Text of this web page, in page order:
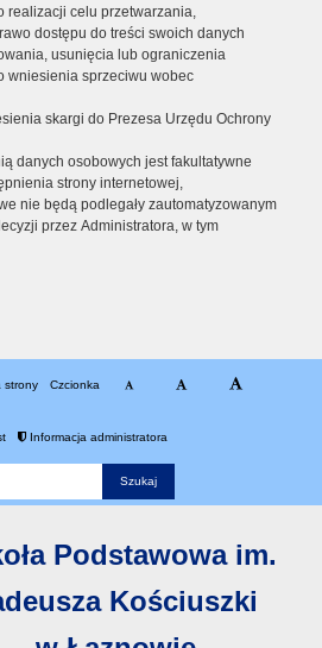
realizacji celu przetwarzania,
dostępu do treści swoich danych
usunięcia lub ograniczenia
wniesienia sprzeciwu wobec
skargi do Prezesa Urzędu Ochrony
danych osobowych jest fakultatywne
strony internetowej,
nie będą podlegały zautomatyzowanym
przez Administratora, w tym
Czcionka
Informacja administratora
Podstawowa im.
Kościuszki